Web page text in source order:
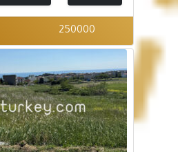
250000